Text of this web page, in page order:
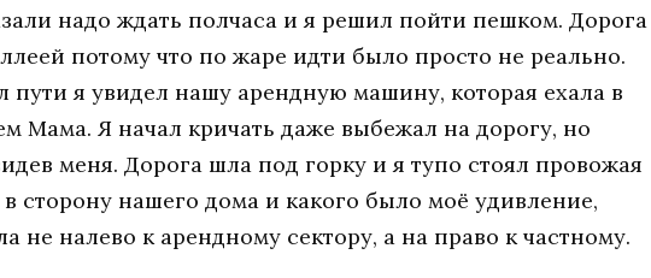
надо ждать полчаса и я решил пойти пешком. Дорога
потому что по жаре идти было просто не реально.
пути я увидел нашу арендную машину, которая ехала в
Мама. Я начал кричать даже выбежал на дорогу, но
меня. Дорога шла под горку и я тупо стоял провожая
сторону нашего дома и какого было моё удивление,
не налево к арендному сектору, а на право к частному.